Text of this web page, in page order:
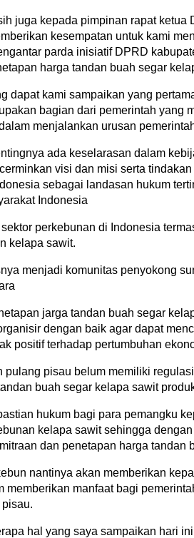
juga kepada pimpinan rapat ketua
kesempatan untuk kami
parda inisiatif DPRD
harga tandan buah segar
dapat kami sampaikan yang
bagian dari pemerintah yang
menjalankan urusan
ada keselarasan dalam
visi dan misi serta
sebagai landasan hukum
Indonesia
perkebunan di Indonesia
kelapa sawit.
menjadi komunitas penyokong
jarga tandan buah segar
dengan baik agar dapat
positif terhadap pertumbuhan
pulang pisau belum memiliki
buah segar kelapa sawit
hukum bagi para pemangku
kelapa sawit sehingga
dan penetapan harga tandan
nantinya akan memberikan
memberikan manfaat bagi
hal yang saya sampaikan hari